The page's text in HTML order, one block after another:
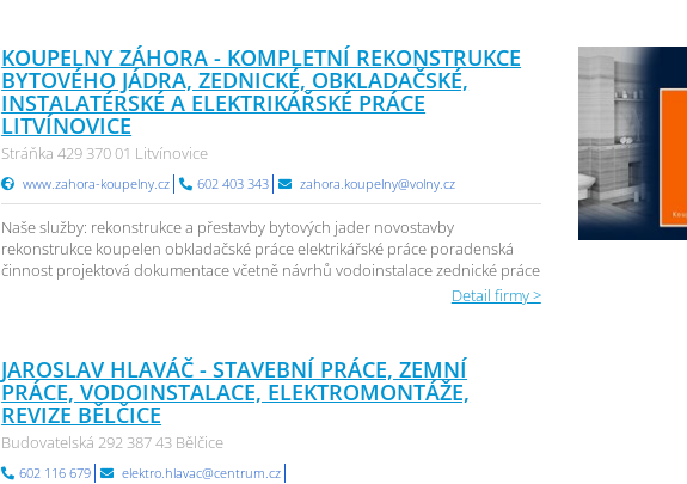
KOUPELNY ZÁHORA - KOMPLETNÍ REKONSTRUKCE
BYTOVÉHO JÁDRA, ZEDNICKÉ, OBKLADAČSKÉ,
INSTALATÉRSKÉ A ELEKTRIKÁŘSKÉ PRÁCE
LITVÍNOVICE
Stráňka 429 370 01 Litvínovice
www.zahora-koupelny.cz 602 403 343 zahora.koupelny@volny.cz
Naše služby: rekonstrukce a přestavby bytových jader novostavby
rekonstrukce koupelen obkladačské práce elektrikářské práce poradenská
činnost projektová dokumentace včetně návrhů vodoinstalace zednické práce
Detail firmy >
JAROSLAV HLAVÁČ - STAVEBNÍ PRÁCE, ZEMNÍ
PRÁCE, VODOINSTALACE, ELEKTROMONTÁŽE,
REVIZE BĚLČICE
Budovatelská 292 387 43 Bělčice
602 116 679 elektro.hlavac@centrum.cz